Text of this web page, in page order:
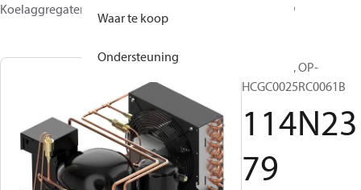
Waar te koop
Ondersteuning
Koelaggregaten
114N2379
Optyma™, OP-
HCGC0025RC0061B
114N23
79